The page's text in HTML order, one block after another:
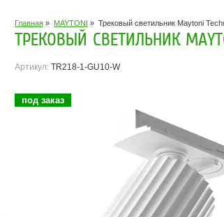
Главная » MAYTONI » Трековый светильник Maytoni
ТРЕКОВЫЙ СВЕТИЛЬНИК
Артикул: TR218-1-GU10-W
под заказ